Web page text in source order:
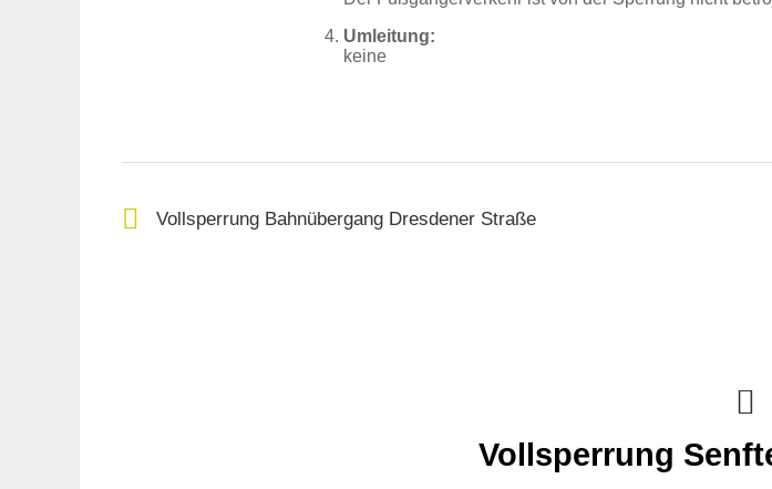
Umleitung:
keine
Vollsperrung Bahnübergang Dresdener Straße
Vollsperrung